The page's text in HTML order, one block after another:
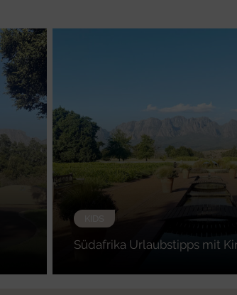
Südafrika Urlaubstipps mit